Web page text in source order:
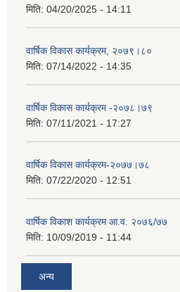
मिति: 04/20/2025 - 14:11
वार्षिक विकास कार्यक्रम, २०७९।८०
मिति: 07/14/2022 - 14:35
वार्षिक विकास कार्यक्रम -२०७८।७९
मिति: 07/11/2021 - 17:27
वार्षिक विकास कार्यक्रम-२०७७।७८
मिति: 07/22/2020 - 12:51
वार्षिक विकाश कार्यक्रम आ.व. २०७६/७७
मिति: 10/09/2019 - 11:44
अन्य